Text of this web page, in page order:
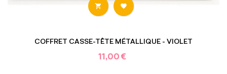
 
COFFRET CASSE-TÊTE MÉTALLIQUE - VIOLET
11,00 €